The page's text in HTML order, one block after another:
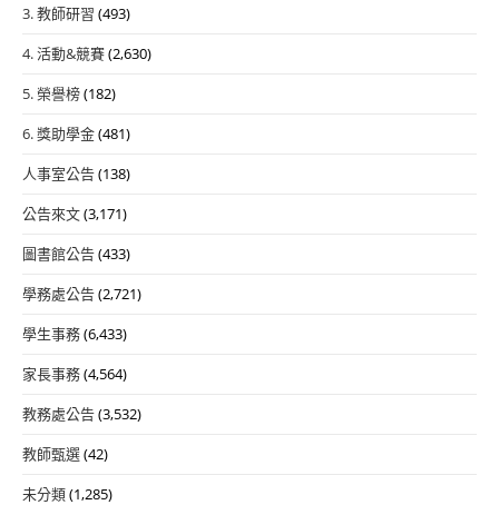
3. 教師研習 (493)
4. 活動&競賽(2,630)
5. 榮譽榜(182)
6. 獎助學金(481)
人事室公告(138)
公告來文(3,171)
圖書館公告(433)
學務處公告(2,721)
學生事務(6,433)
家長事務(4,564)
教務處公告(3,532)
教師甄選(42)
未分類(1,285)